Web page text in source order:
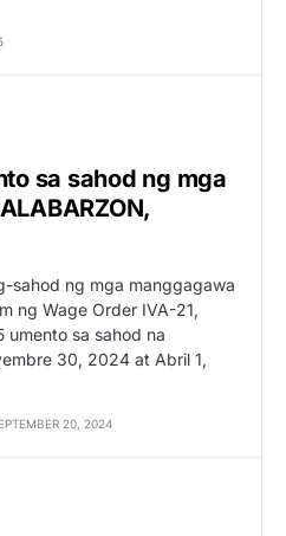
sa sahod ng mga
sahod ng mga manggagawa
ng Wage Order IVA-21,
umento sa sahod na
30, 2024 at Abril 1,
20, 2024